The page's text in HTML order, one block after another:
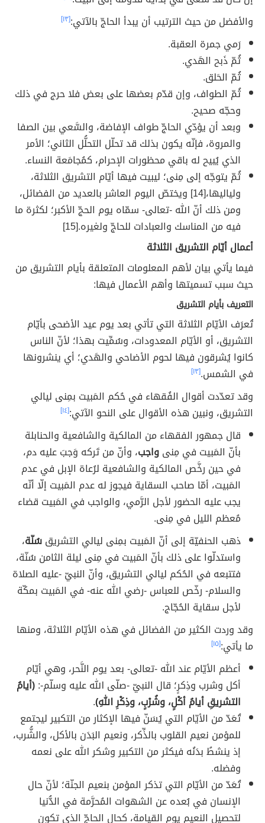
والأفضل من حيث الترتيب أن يبدأ الحاجّ بالآتي:[١٣]
رَمي جمرة العقبة.
ثُمّ ذَبح الهَدي.
ثُمّ الحَلق.
ثُمّ الطواف، وإن قدّم بعضها على بعض فلا حرج في ذلك
وحجّه صحيح.
وبعد أن يؤدّي الحاجّ طواف الإفاضة، والسَّعي بين الصفا
والمروة، فإنّه يكون بذلك قد تحلّل التحلُّل الثاني؛ الأمر
الذي يُبيح له باقي محظورات الإحرام، كمُجامَعة النساء.
ثُمّ يتوجّه إلى مِنى؛ ليبيت فيها أيّام التشريق الثلاثة،
ولياليها،[14] ويختصّ اليوم العاشر بالعديد من الفضائل،
ومن ذلك أنّ الله -تعالى- سمّاه يوم الحجّ الأكبر؛ لكثرة ما
فيه من المناسك والعبادات للحاجّ ولغيره.[15]
أعمال أيّام التشريق الثلاثة
فيما يأتي بيان لأهم المعلومات المتعلقة بأيام التشريق من
حيث سبب تسميتها وأهم الأعمال فيها:
التعريف بأيام التشريق
تُعرَف الأيّام الثلاثة التي تأتي بعد يوم عيد الأضحى بأيّام
التشريق، أو الأيّام المعدودات، وسُمِّيت بهذا؛ لأنّ الناس
كانوا يُشرقون فيها لحوم الأضاحي والهَدي؛ أي ينشرونها
في الشمس.[١٣]
وقد تعدّدت أقوال الفُقهاء في حُكم المَبيت بمِنى ليالي
التشريق، ونبين هذه الأقوال على النحو الآتي:[١٤]
قال جمهور الفقهاء من المالكية والشافعية والحنابلة
بأنّ المَبيت في مِنىواجب، وأنّ من تَركه وَجبَ عليه دم،
في حين رخَّص المالكية والشافعية لرُعاة الإبل في عدم
المَبيت، أمّا صاحب السقاية فيجوز له عدم المَبيت إلّا أنّه
يجب عليه الحضور لأجل الرَّمي، والواجب في المَبيت قضاء
مُعظم الليل في مِنى.
ذهب الحنفيّة إلى أنّ المَبيت بمِنى ليالي التشريقسُنّة،
واستدلّوا على ذلك بأنّ المَبيت في مِنى ليلة الثامن سُنّة،
فتتبعه في الحُكم ليالي التشريق، وأنّ النبيّ -عليه الصلاة
والسلام- رخّص للعباس -رضي الله عنه- في المَبيت بمكّة
لأجل سقاية الحُجّاج.
وقد وردت الكثير من الفضائل في هذه الأيّام الثلاثة، ومنها
ما يأتي:[١٥]
أعظم الأيّام عند الله -تعالى- بعد يوم النَّحر، وهي أيّام
أكل وشرب وذِكرٍ؛ قال النبيّ -صلّى الله عليه وسلّم-:(أيامُ
التشريقِ أيامُ أكْلٍ، وشُرْبٍ، وذِكْرِ اللهِ).
تُعَدّ من الأيّام التي يُسَنّ فيها الإكثار من التكبير ليجتمع
للمؤمن نعيم القلوب بالذِّكر، ونعيم البَدَن بالأكل، والشُّرب،
إذ ينشطُ بدَنُه فيكثر من التكبير وشكر الله على نعمه
وفضله.
تُعَدّ من الأيّام التي تذكر المؤمن بنعيم الجنّة؛ لأنّ حال
الإنسان في بُعده عن الشهوات المُحرَّمة في الدُّنيا
لتحصيل النعيم يوم القيامة، كحال الحاجّ الذي تكون